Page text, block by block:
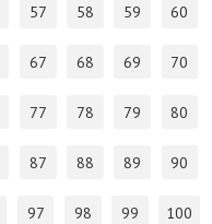
57 58 59 60
67 68 69 70
77 78 79 80
87 88 89 90
97 98 99 100